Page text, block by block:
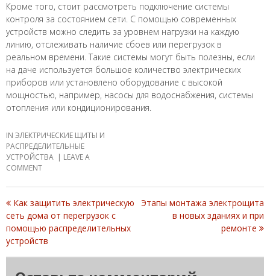
Кроме того, стоит рассмотреть подключение системы
контроля за состоянием сети. С помощью современных
устройств можно следить за уровнем нагрузки на каждую
линию, отслеживать наличие сбоев или перегрузок в
реальном времени. Такие системы могут быть полезны, если
на даче используется большое количество электрических
приборов или установлено оборудование с высокой
мощностью, например, насосы для водоснабжения, системы
отопления или кондиционирования.
IN ЭЛЕКТРИЧЕСКИЕ ЩИТЫ И
РАСПРЕДЕЛИТЕЛЬНЫЕ
УСТРОЙСТВА
LEAVE A
COMMENT
Post
navigation
Как защитить электрическую
сеть дома от перегрузок с
помощью распределительных
устройств
Этапы монтажа электрощита
в новых зданиях и при
ремонте